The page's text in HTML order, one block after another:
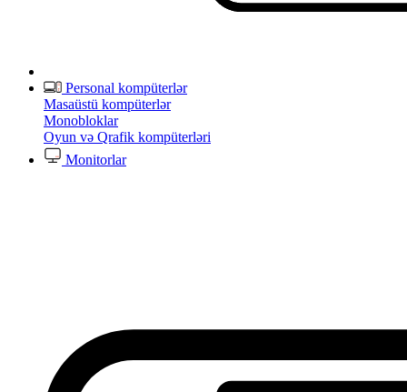
Personal kompüterlər
Masaüstü kompüterlər
Monobloklar
Oyun və Qrafik kompüterləri
Monitorlar